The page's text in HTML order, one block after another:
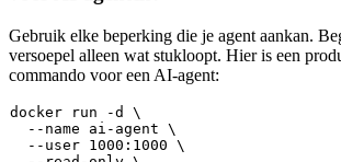
Gebruik elke beperking die je agent aankan.
versoepel alleen wat stukloopt. Hier is een
commando voor een AI-agent:
docker run -d \
  --name ai-agent \
  --user 1000:1000 \